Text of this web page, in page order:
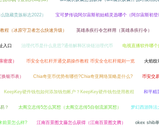
隐藏贵族标志2022） 宝可梦传说阿尔宙斯初始精灵选哪个（阿尔宙斯初登
程（冰原守卫者怎么快速升级） 英雄杀疾行令怎样用（英雄杀疾行令）
入口 治理代币是什么意思?通俗解释区块链治理代币 电视直播软件哪
密度） 币安全仓杠杆开通交易操作教程 币安全仓杠杆规则一览 火焰纹
银币表） Chia奇亚币优势有哪些?Chia奇亚网络策略是什么? 币安交
KeepKey硬件钱包如何添加钱包帐户？KeepKey硬件钱包使用教程 和平精
？ 太阁立志传5怎么冥想（太阁立志传5自创流派冥想） 梦幻西游阵法
前景怎么样? 江南百景图文藤怎么获得（江南百景图文腾） okex shib